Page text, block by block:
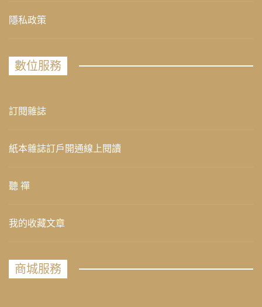
隱私政策
數位服務
訂閱雜誌
紙本雜誌訂戶開通線上閱讀
聽 禪
我的收藏文章
商城服務